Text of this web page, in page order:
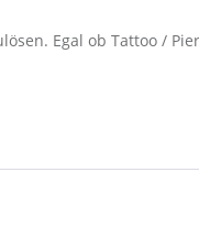
Egal ob Tattoo /